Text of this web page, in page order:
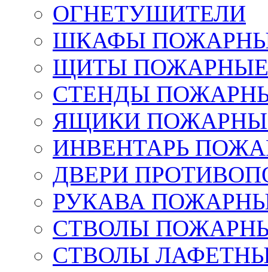
ОГНЕТУШИТЕЛИ
ШКАФЫ
ЩИТЫ ПОЖАРНЫЕ
СТЕНДЫ
ЯЩИКИ ПОЖАРНЫЕ
ИНВЕНТАРЬ
ДВЕРИ
РУКАВА
СТВОЛЫ
СТВОЛЫ